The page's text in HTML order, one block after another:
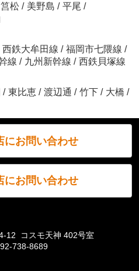
筥松 / 美野島 / 平尾 /
西鉄大牟田線 / 福岡市七隈線 /
線 / 九州新幹線 / 西鉄貝塚線
/ 東比恵 / 渡辺通 / 竹下 / 大橋 /
にお問い合わせ
にお問い合わせ
12 コスモ天神 402号室
738-8689